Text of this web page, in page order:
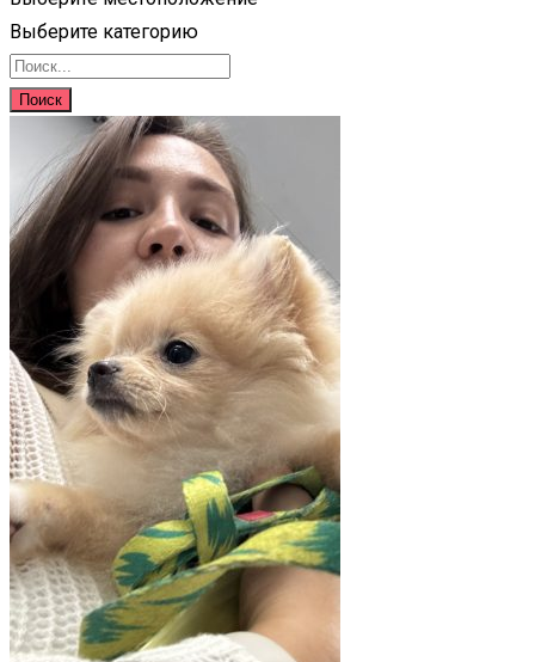
Выберите категорию
Поиск